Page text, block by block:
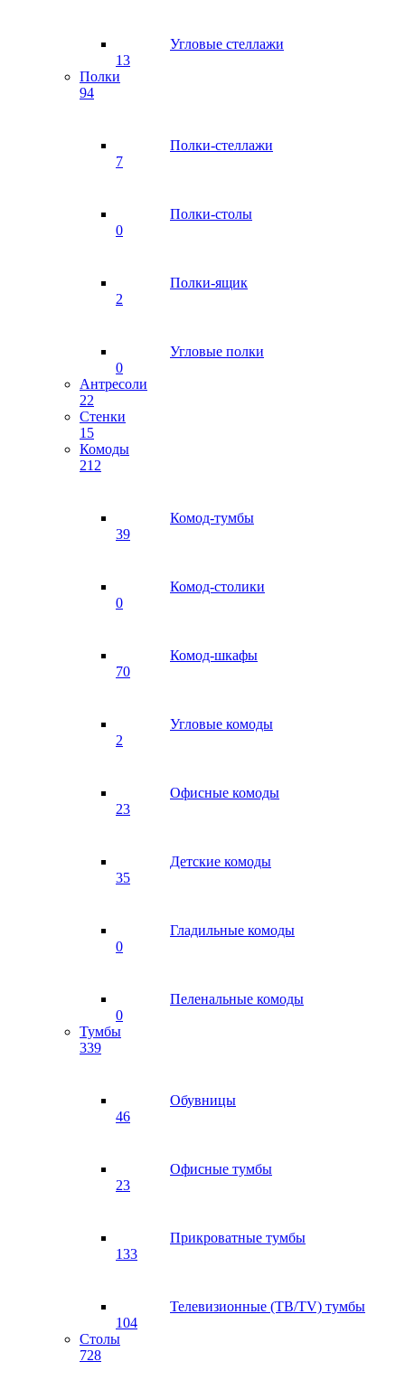
Угловые стеллажи
13
Полки
94
Полки-стеллажи
7
Полки-столы
0
Полки-ящик
2
Угловые полки
0
Антресоли
22
Стенки
15
Комоды
212
Комод-тумбы
39
Комод-столики
0
Комод-шкафы
70
Угловые комоды
2
Офисные комоды
23
Детские комоды
35
Гладильные комоды
0
Пеленальные комоды
0
Тумбы
339
Обувницы
46
Офисные тумбы
23
Прикроватные тумбы
133
Телевизионные (ТВ/TV) тумбы
104
Столы
728